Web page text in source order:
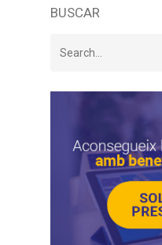
BUSCAR